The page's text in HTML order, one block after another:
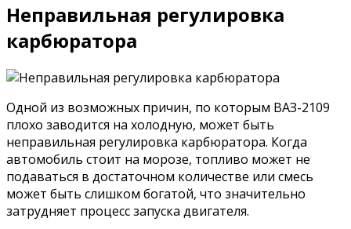
Неправильная регулировка
карбюратора
Одной из возможных причин, по которым ВАЗ-2109
плохо заводится на холодную, может быть
неправильная регулировка карбюратора. Когда
автомобиль стоит на морозе, топливо может не
подаваться в достаточном количестве или смесь
может быть слишком богатой, что значительно
затрудняет процесс запуска двигателя.